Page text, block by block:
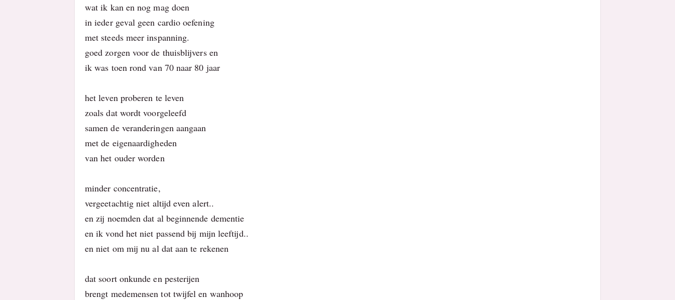
wat ik kan en nog mag doen
in ieder geval geen cardio oefening
met steeds meer inspanning.
goed zorgen voor de thuisblijvers en
ik was toen rond van 70 naar 80 jaar
het leven proberen te leven
zoals dat wordt voorgeleefd
samen de veranderingen aangaan
met de eigenaardigheden
van het ouder worden
minder concentratie,
vergeetachtig niet altijd even alert..
en zij noemden dat al beginnende dementie
en ik vond het niet passend bij mijn leeftijd..
en niet om mij nu al dat aan te rekenen
dat soort onkunde en pesterijen
brengt medemensen tot twijfel en wanhoop